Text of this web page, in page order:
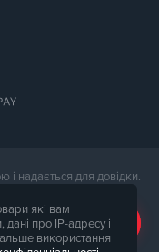
і надається для довідки.
магазину при
і комплектація товару
які вам
про IP-адресу і
використання